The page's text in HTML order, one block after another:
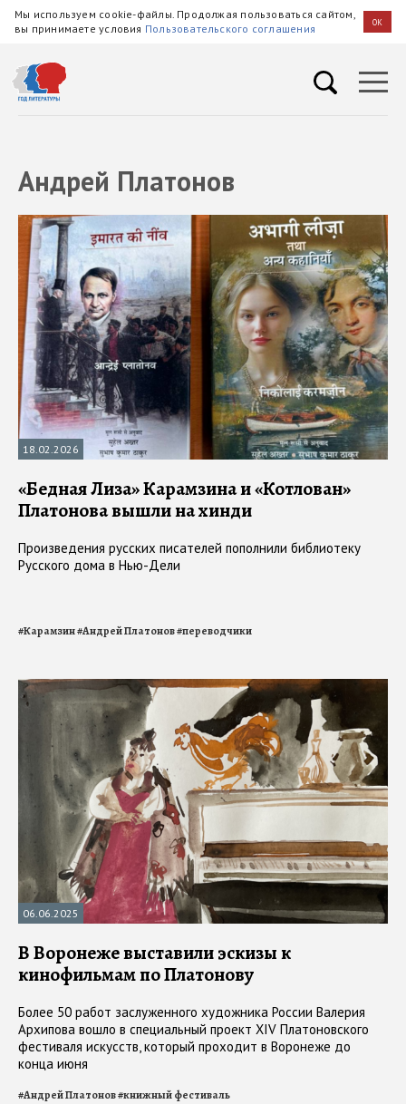
Мы используем cookie-файлы. Продолжая пользоваться сайтом,
вы принимаете условия Пользовательского соглашения OK
Андрей Платонов
18.02.2026
«Бедная Лиза» Карамзина и «Котлован»
Платонова вышли на хинди
Произведения русских писателей пополнили библиотеку
Русского дома в Нью-Дели
#Карамзин#Андрей Платонов#переводчики
06.06.2025
В Воронеже выставили эскизы к
кинофильмам по Платонову
Более 50 работ заслуженного художника России Валерия
Архипова вошло в специальный проект XIV Платоновского
фестиваля искусств, который проходит в Воронеже до
конца июня
#Андрей Платонов#книжный фестиваль